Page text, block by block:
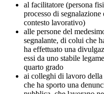
al facilitatore (persona
processo di
contesto lavorativo)
alle persone del
segnalante, di colui che
ha effettuato una
essi da uno stabile
quarto grado
ai colleghi di lavoro della
che ha sporto una